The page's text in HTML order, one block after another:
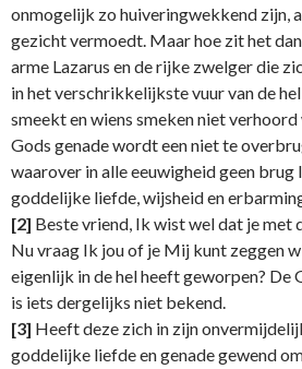
onmogelijk zo huiveringwekkend zijn,
gezicht vermoedt. Maar hoe zit het
arme Lazarus en de rijke zwelger die
in het verschrikkelijkste vuur van de
smeekt en wiens smeken niet verhoord
Gods genade wordt een niet te
waarover in alle eeuwigheid geen brug
goddelijke liefde, wijsheid en
[2] Beste vriend, Ik wist wel dat je met
Nu vraag Ik jou of je Mij kunt zeggen
eigenlijk in de hel heeft geworpen? De
is iets dergelijks niet bekend.
[3] Heeft deze zich in zijn
goddelijke liefde en genade gewend